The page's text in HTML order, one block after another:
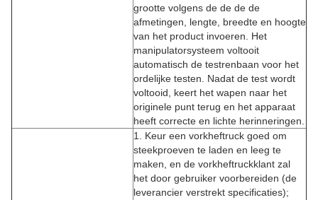
grootte volgens de de de de
afmetingen, lengte, breedte en hoogte
van het product invoeren. Het
manipulatorsysteem voltooit
automatisch de testrenbaan voor het
ordelijke testen. Nadat de test wordt
voltooid, keert het wapen naar het
originele punt terug en het apparaat
heeft correcte en lichte herinneringen.
1. Keur een vorkheftruck goed om
steekproeven te laden en leeg te
maken, en de vorkheftruckklant zal
het door gebruiker voorbereiden (de
leverancier verstrekt specificaties);